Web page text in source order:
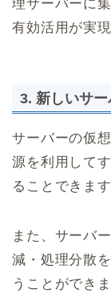
理サーバーに
有効活用が実
3. 新しいサ
サーバーの仮
源を利用して
ることできます
また、サーバ
減・処理分散
うことができま